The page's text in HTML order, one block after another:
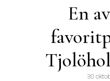
En
30